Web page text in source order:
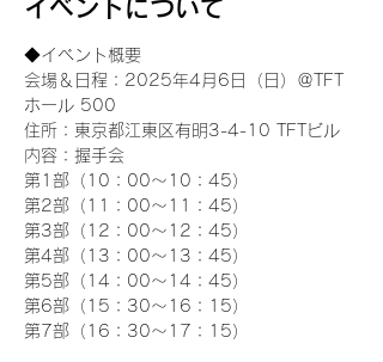
イベントについて
◆イベント概要
会場＆日程：2025年4月6日（日）＠TFT
ホール 500
住所：東京都江東区有明3-4-10 TFTビル
内容：握手会
第1部（10：00～10：45）
第2部（11：00～11：45）
第3部（12：00～12：45）
第4部（13：00～13：45）
第5部（14：00～14：45）
第6部（15：30～16：15）
第7部（16：30～17：15）